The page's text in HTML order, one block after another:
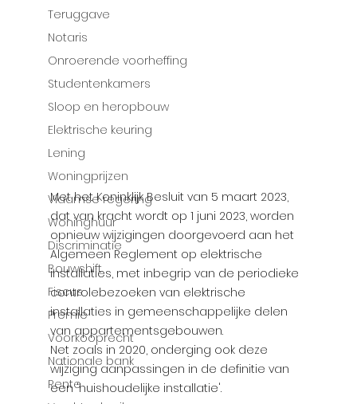
Teruggave
Notaris
Onroerende voorheffing
Studentenkamers
Sloop en heropbouw
Elektrische keuring
Lening
Woningprijzen
Vlaamse regering
Woninghuur
Discriminatie
Bouwshift
Fiscus
Premie
Voorkooprecht
Nationale bank
Rente
Met het Koninklijk Besluit van 5 maart 2023,
dat van kracht wordt op 1 juni 2023, worden
opnieuw wijzigingen doorgevoerd aan het
Algemeen Reglement op elektrische
installaties, met inbegrip van de periodieke
controlebezoeken van elektrische
installaties in gemeenschappelijke delen
van appartementsgebouwen.
Net zoals in 2020, onderging ook deze
wijziging aanpassingen in de definitie van
een 'huishoudelijke installatie'.